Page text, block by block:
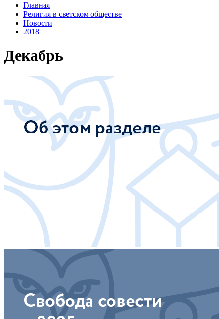
Главная
Религия в светском обществе
Новости
2018
Декабрь